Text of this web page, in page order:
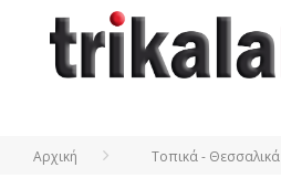
Αρχική Τοπικά - Θεσσαλικά